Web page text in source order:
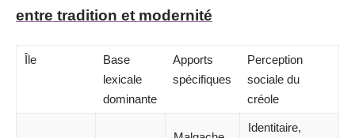
entre tradition et modernité
Île
Base
lexicale
dominante
Apports
spécifiques
Perception
sociale du
créole
Identitaire,